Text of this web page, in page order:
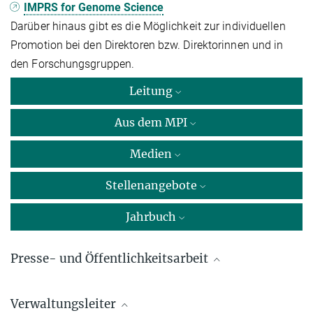
IMPRS for Genome Science
Darüber hinaus gibt es die Möglichkeit zur individuellen
Promotion bei den Direktoren bzw. Direktorinnen und in
den Forschungsgruppen.
Leitung
Aus dem MPI
Medien
Stellenangebote
Jahrbuch
Presse- und Öffentlichkeitsarbeit
Dr. Manuel Maidorn
Verwaltungsleiter